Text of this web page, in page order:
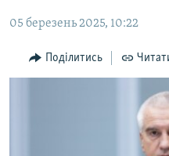
Перейти
пошуку
ПОГЛЯД
ІНТЕРВ'Ю
ЯК ОБІЙТИ БЛОКУВАННЯ
05 березень 2025, 10:22
Поділитись